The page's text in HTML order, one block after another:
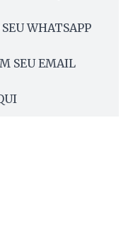
WHATSAPP
SEU EMAIL